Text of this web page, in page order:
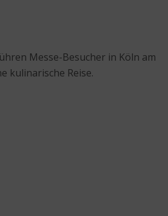
Messe-Besucher in Köln am
kulinarische Reise.